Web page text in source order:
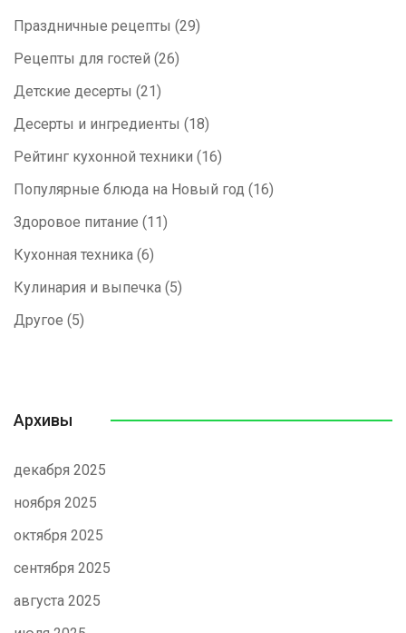
Праздничные рецепты (29)
Рецепты для гостей (26)
Детские десерты (21)
Десерты и ингредиенты (18)
Рейтинг кухонной техники (16)
Популярные блюда на Новый год (16)
Здоровое питание (11)
Кухонная техника (6)
Кулинария и выпечка (5)
Другое (5)
Архивы
декабря 2025
ноября 2025
октября 2025
сентября 2025
августа 2025